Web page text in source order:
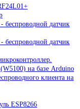
беспроводной датчик
беспроводной датчик
на базе Arduino
клиента на
ESP8266